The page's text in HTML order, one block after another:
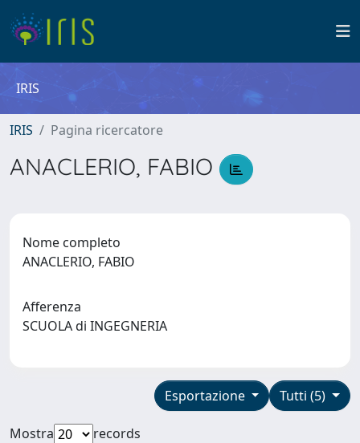
IRIS
IRIS Pagina ricercatore
ANACLERIO, FABIO
Nome completo
ANACLERIO, FABIO
Afferenza
SCUOLA di INGEGNERIA
Tutti (5)
Esportazione
Mostra
records